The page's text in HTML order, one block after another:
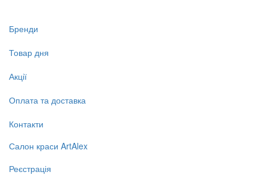
Бренди
Товар дня
Акції
Оплата та доставка
Контакти
Салон краси ArtAlex
Реєстрація